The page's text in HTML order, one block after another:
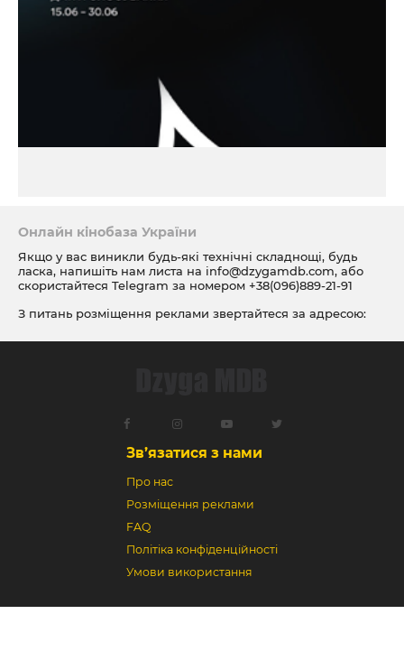
Онлайн кінобаза України
Якщо у вас виникли будь-які технічні складнощі, будь
ласка, напишіть нам листа на info@dzygamdb.com, або
скористайтеся Telegram за номером +38(096)889-21-91
З питань розміщення реклами звертайтеся за адресою:
посиланням
Зв’язатися з нами
Про нас
Розміщення реклами
FAQ
Політіка конфіденційності
Умови використання